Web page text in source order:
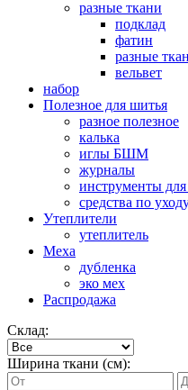
разные ткани
подклад
фатин
разные
вельвет
набор
Полезное для шитья
разное полезное
калька
иглы БШМ
журналы
инструменты
средства по
Утеплители
утеплитель
Меха
дубленка
эко мех
Распродажа
Склад:
Ширина ткани (см):